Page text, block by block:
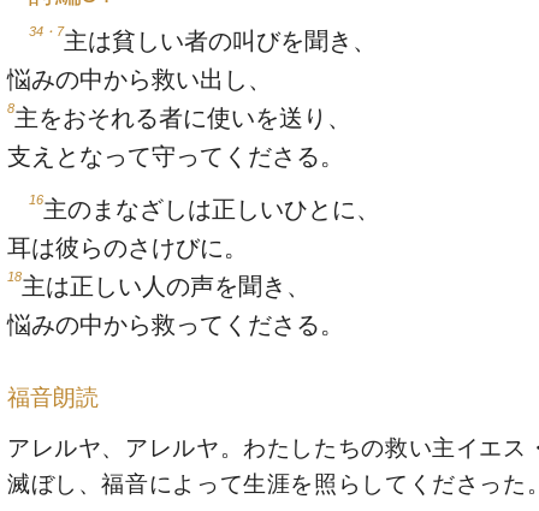
34・7主は貧しい者の叫びを聞き、
悩みの中から救い出し、
8主をおそれる者に使いを送り、
支えとなって守ってくださる。
16主のまなざしは正しいひとに、
耳は彼らのさけびに。
18主は正しい人の声を聞き、
悩みの中から救ってくださる。
福音朗読
アレルヤ、アレルヤ。わたしたちの救い主イエス
滅ぼし、福音によって生涯を照らしてくださった